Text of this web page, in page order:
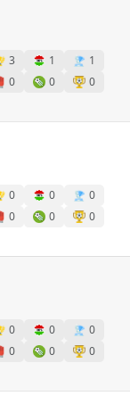
3 1
1
0 0
0
0 0
0
0 0
0
0 0
0
0 0
0